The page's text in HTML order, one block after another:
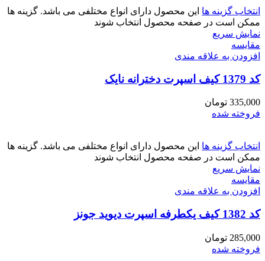
انتخاب گزینه ها این محصول دارای انواع مختلفی می باشد. گزینه ها
ممکن است در صفحه محصول انتخاب شوند
نمایش سریع
مقايسه
افزودن به علاقه مندی
کد 1379 کیف اسپرت دخترانه نایک
335,000 تومان
فروخته شده
انتخاب گزینه ها این محصول دارای انواع مختلفی می باشد. گزینه ها
ممکن است در صفحه محصول انتخاب شوند
نمایش سریع
مقايسه
افزودن به علاقه مندی
کد 1382 کیف یکطرفه اسپرت دیوید جونز
285,000 تومان
فروخته شده